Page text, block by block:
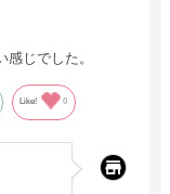
じでした。
Like! 0